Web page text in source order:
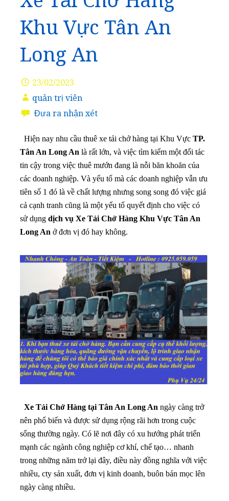
Khu Vực Tân An
Long An
23/02/2023
quản trị viên
Đưa ra nhận xét
Hiện nay nhu cầu thuê xe tải chở hàng tại Khu Vực TP.
Tân An Long An là rất lớn, và việc tìm kiếm một đối tác
tin cậy trong việc thuê mướn đang là nỗi băn khoăn của
các doanh nghiệp. Và yếu tố mà các doanh nghiệp vẫn ưu
tiên số 1 đó là về chất lượng nhưng song song đó việc giá
cả cạnh tranh cũng là một yếu tố quyết định cho việc có
sử dụng dịch vụ Xe Tải Chở Hàng Khu Vực Tân An
Long An ở đơn vị đó hay không.
Xe Tải Chở Hàng tại Tân An Long An ngày càng trở
nên phổ biến và được sử dụng rộng rãi hơn trong cuộc
sống thường ngày. Có lẽ nơi đây có xu hướng phát triển
mạnh các ngành công nghiệp cơ khí, chế tạo… nhanh
trong những năm trở lại đây, điều này đồng nghĩa với việc
nhiều, cty sản xuất, đơn vị kinh doanh, buôn bán mọc lên
ngày càng nhiều.